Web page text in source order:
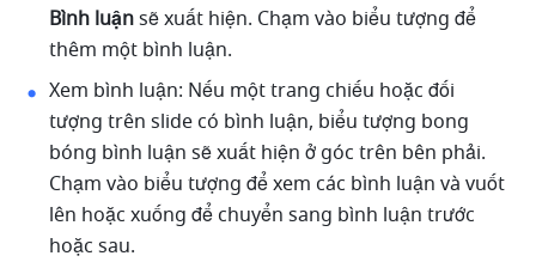
Bình luận sẽ xuất hiện. Chạm vào biểu tượng để
thêm một bình luận.
Xem bình luận: Nếu một trang chiếu hoặc đối
tượng trên slide có bình luận, biểu tượng bong
bóng bình luận sẽ xuất hiện ở góc trên bên phải.
Chạm vào biểu tượng để xem các bình luận và vuốt
lên hoặc xuống để chuyển sang bình luận trước
hoặc sau.